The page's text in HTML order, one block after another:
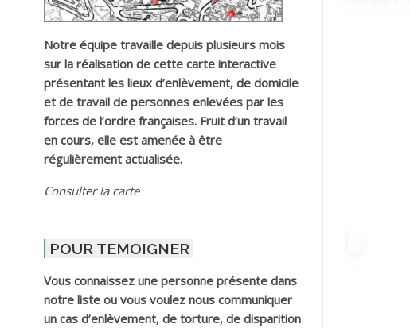
Notre équipe travaille depuis plusieurs mois
sur la réalisation de cette carte interactive
présentant les lieux d’enlèvement, de domicile
et de travail de personnes enlevées par les
forces de l’ordre françaises. Fruit d’un travail
en cours, elle est amenée à être
régulièrement actualisée.
Consulter la carte
POUR TEMOIGNER
Vous connaissez une personne présente dans
notre liste ou vous voulez nous communiquer
un cas d’enlèvement, de torture, de disparition